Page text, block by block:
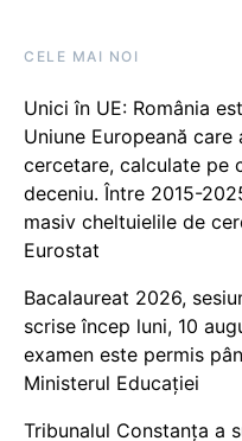
CELE MAI NOI
Unici în UE: România
Uniune Europeană
cercetare, calculate pe
deceniu. Între 2015-
masiv cheltuielile de
Eurostat
Bacalaureat 2026,
scrise încep luni, 10
examen este permis
Ministerul Educației
Tribunalul Constanța a